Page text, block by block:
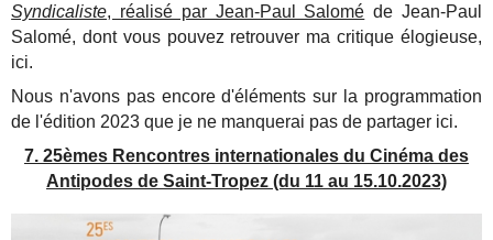
Syndicaliste, réalisé par Jean-Paul Salomé de Jean-Paul
Salomé, dont vous pouvez retrouver ma critique élogieuse,
ici.
Nous n'avons pas encore d'éléments sur la programmation
de l'édition 2023 que je ne manquerai pas de partager ici.
7. 25èmes Rencontres internationales du Cinéma des
Antipodes de Saint-Tropez (du 11 au 15.10.2023)